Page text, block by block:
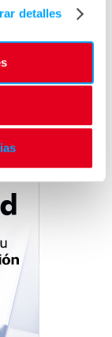
detalles